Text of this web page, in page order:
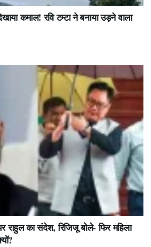
कमाल! रवि टम्टा ने बनाया उड़ने वाला
राहुल का संदेश, रिजिजू बोले- फिर महिला